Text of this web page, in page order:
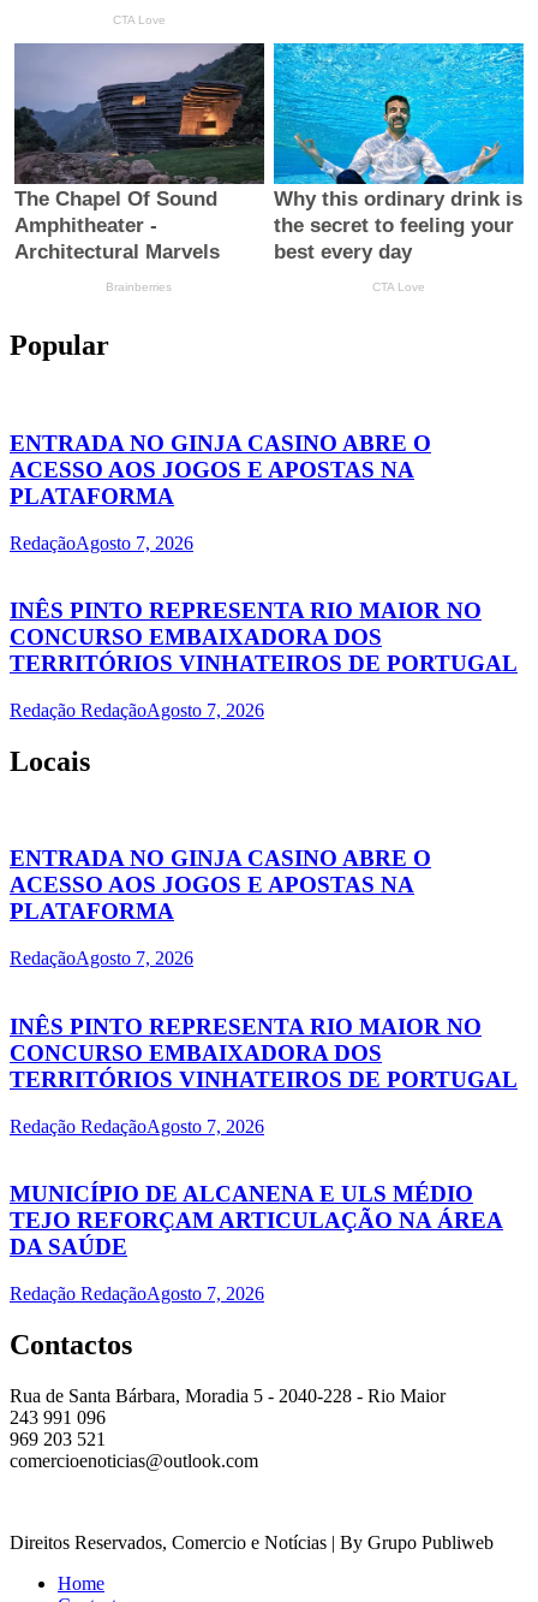
Popular
ENTRADA NO GINJA CASINO ABRE O
ACESSO AOS JOGOS E APOSTAS NA
PLATAFORMA
RedaçãoAgosto 7, 2026
INÊS PINTO REPRESENTA RIO MAIOR NO
CONCURSO EMBAIXADORA DOS
TERRITÓRIOS VINHATEIROS DE PORTUGAL
Redação RedaçãoAgosto 7, 2026
Locais
ENTRADA NO GINJA CASINO ABRE O
ACESSO AOS JOGOS E APOSTAS NA
PLATAFORMA
RedaçãoAgosto 7, 2026
INÊS PINTO REPRESENTA RIO MAIOR NO
CONCURSO EMBAIXADORA DOS
TERRITÓRIOS VINHATEIROS DE PORTUGAL
Redação RedaçãoAgosto 7, 2026
MUNICÍPIO DE ALCANENA E ULS MÉDIO
TEJO REFORÇAM ARTICULAÇÃO NA ÁREA
DA SAÚDE
Redação RedaçãoAgosto 7, 2026
Contactos
Rua de Santa Bárbara, Moradia 5 - 2040-228 - Rio Maior
243 991 096
969 203 521
comercioenoticias@outlook.com
Direitos Reservados, Comercio e Notícias | By Grupo Publiweb
Home